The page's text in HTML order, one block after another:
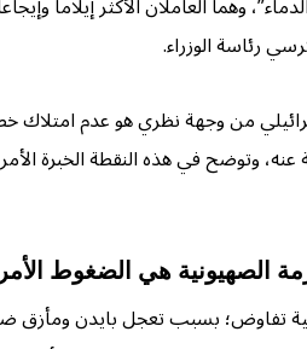
رئاسة الوزراء.
من وجهة نظري هو عدم امتلاك خطة
عنه، وتوضح في هذه النقطة الخبرة
الصهيونية هي الضغوط
تفاوض؛ بسبب تعجل بايدن ومأزق